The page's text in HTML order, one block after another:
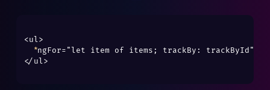
<ul>
*ngFor="let item of items; trackBy:
</ul>